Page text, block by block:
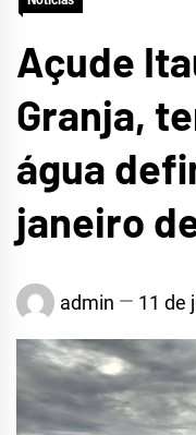
Açude
Granja,
água
janeiro
admin 11 de